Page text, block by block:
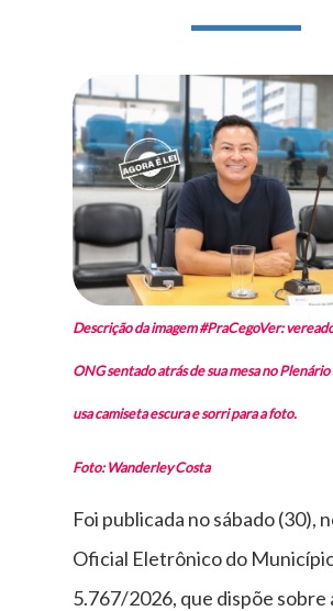
Descrição da imagem #PraCegoVer:
ONG sentado atrás de sua mesa no Plenário
usa camiseta escura e sorri para a foto.
Foto: Wanderley Costa
Foi publicada no sábado (30),
Oficial Eletrônico do
5.767/2026, que dispõe sobre